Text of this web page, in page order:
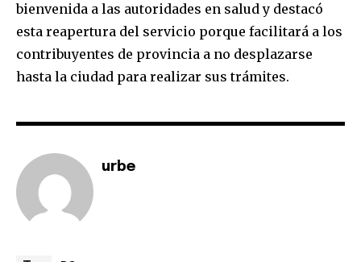
Join our community of
conversation.
To subscribe, simply enter your email address on our website
or click the subscribe button below. Don't worry, we respect
your privacy and won't spam your inbox. Your information is
safe with us.
bienvenida a las autoridades en salud y destacó
esta reapertura del servicio porque facilitará a los
contribuyentes de provincia a no desplazarse
hasta la ciudad para realizar sus trámites.
urbe